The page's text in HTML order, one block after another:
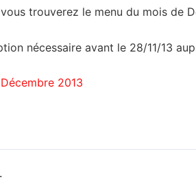
trouverez le menu du mois de
nécessaire avant le 28/11/13
2013